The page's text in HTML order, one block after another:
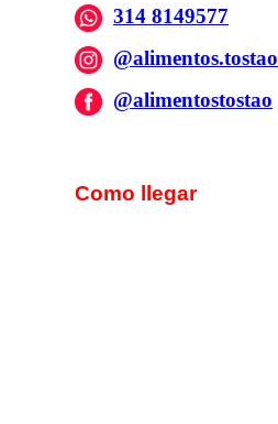
314 8149577
@alimentos.tostao
@alimentostostao
Como llegar